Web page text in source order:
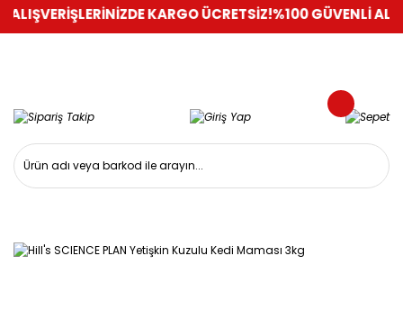
KARGO ÜCRETSİZ!%100 GÜVENLİ ALIŞVERİŞ